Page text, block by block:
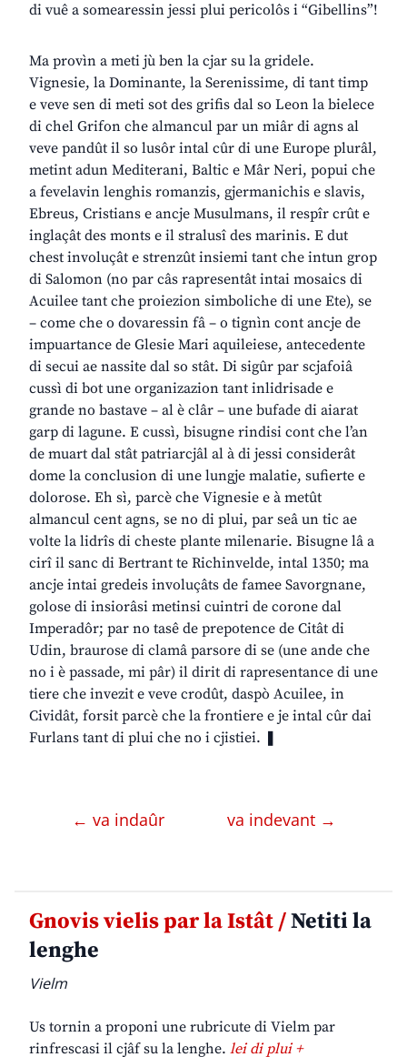
di vuê a somearessin jessi plui pericolôs i “Gibellins”!
Ma provìn a meti jù ben la cjar su la gridele.
Vignesie, la Dominante, la Serenissime, di tant timp
e veve sen di meti sot des grifis dal so Leon la bielece
di chel Grifon che almancul par un miâr di agns al
veve pandût il so lusôr intal cûr di une Europe plurâl,
metint adun Mediterani, Baltic e Mâr Neri, popui che
a fevelavin lenghis romanzis, gjermanichis e slavis,
Ebreus, Cristians e ancje Musulmans, il respîr crût e
inglaçât des monts e il stralusî des marinis. E dut
chest involuçât e strenzût insiemi tant che intun grop
di Salomon (no par câs rapresentât intai mosaics di
Acuilee tant che proiezion simboliche di une Ete), se
– come che o dovaressin fâ – o tignìn cont ancje de
impuartance de Glesie Mari aquileiese, antecedente
di secui ae nassite dal so stât. Di sigûr par scjafoiâ
cussì di bot une organizazion tant inlidrisade e
grande no bastave – al è clâr – une bufade di aiarat
garp di lagune. E cussì, bisugne rindisi cont che l’an
de muart dal stât patriarcjâl al à di jessi considerât
dome la conclusion di une lungje malatie, sufierte e
dolorose. Eh sì, parcè che Vignesie e à metût
almancul cent agns, se no di plui, par seâ un tic ae
volte la lidrîs di cheste plante milenarie. Bisugne lâ a
cirî il sanc di Bertrant te Richinvelde, intal 1350; ma
ancje intai gredeis involuçâts de famee Savorgnane,
golose di insiorâsi metinsi cuintri de corone dal
Imperadôr; par no tasê de prepotence de Citât di
Udin, braurose di clamâ parsore di se (une ande che
no i è passade, mi pâr) il dirit di rapresentance di une
tiere che invezit e veve crodût, daspò Acuilee, in
Cividât, forsit parcè che la frontiere e je intal cûr dai
Furlans tant di plui che no i cjistiei. ❚
← va indaûr va indevant →
Gnovis vielis par la Istât /Netiti la
lenghe
Vielm
Us tornin a proponi une rubricute di Vielm par
rinfrescasi il cjâf su la lenghe. lei di plui +